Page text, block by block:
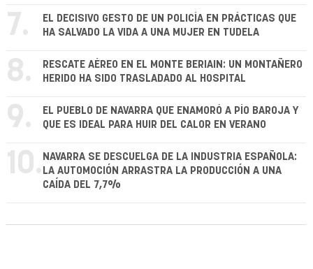
7.
EL DECISIVO GESTO DE UN POLICÍA EN PRÁCTICAS QUE
HA SALVADO LA VIDA A UNA MUJER EN TUDELA
8.
RESCATE AÉREO EN EL MONTE BERIAIN: UN MONTAÑERO
HERIDO HA SIDO TRASLADADO AL HOSPITAL
9.
EL PUEBLO DE NAVARRA QUE ENAMORÓ A PÍO BAROJA Y
QUE ES IDEAL PARA HUIR DEL CALOR EN VERANO
10. NAVARRA SE DESCUELGA DE LA INDUSTRIA ESPAÑOLA:
LA AUTOMOCIÓN ARRASTRA LA PRODUCCIÓN A UNA
CAÍDA DEL 7,7%